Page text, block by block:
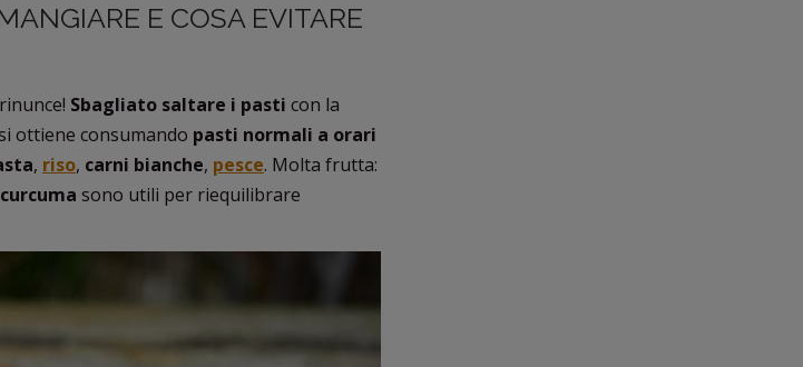
E COSA EVITARE
Sbagliato saltare i pasti con la
ottiene consumando pasti normali a orari
, riso, carni bianche, pesce. Molta frutta:
curcuma sono utili per riequilibrare